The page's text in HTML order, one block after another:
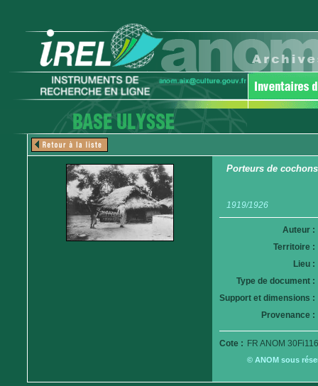
Porteurs de cochons
1919/1926
Auteur :
Territoire :
Lieu :
Type de document :
Support et dimensions :
Provenance :
Cote : FR ANOM
© ANOM sous